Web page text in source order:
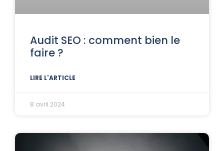
Audit SEO : comment bien le
faire ?
LIRE L'ARTICLE
8 avril 2024